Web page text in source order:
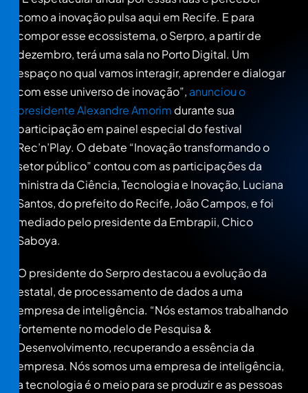
como a inovação pulsa aqui em Recife. E para
compor esse ecossistema, o Serpro, a partir de
dezembro, terá uma sala no Porto Digital. Um
espaço no qual vamos interagir, aprender e dialogar
com esse universo de inovação”, anunciou o
presidente Alexandre Amorim durante sua
participação em painel especial do festival
Rec’n’Play. O debate “Inovação transformando o
setor público” contou com as participações da
ministra da Ciência, Tecnologia e Inovação, Luciana
Santos, do prefeito do Recife, João Campos, e foi
mediado pelo presidente da Embrapii, Chico
Saboya.
O presidente do Serpro destacou a evolução da
estatal, de processamento de dados a uma
empresa de inteligência. “Nós estamos trabalhando
fortemente no modelo de Pesquisa &
Desenvolvimento, recuperando a essência da
empresa. Nós somos uma empresa de inteligência,
a tecnologia é o meio para se produzir e as pessoas